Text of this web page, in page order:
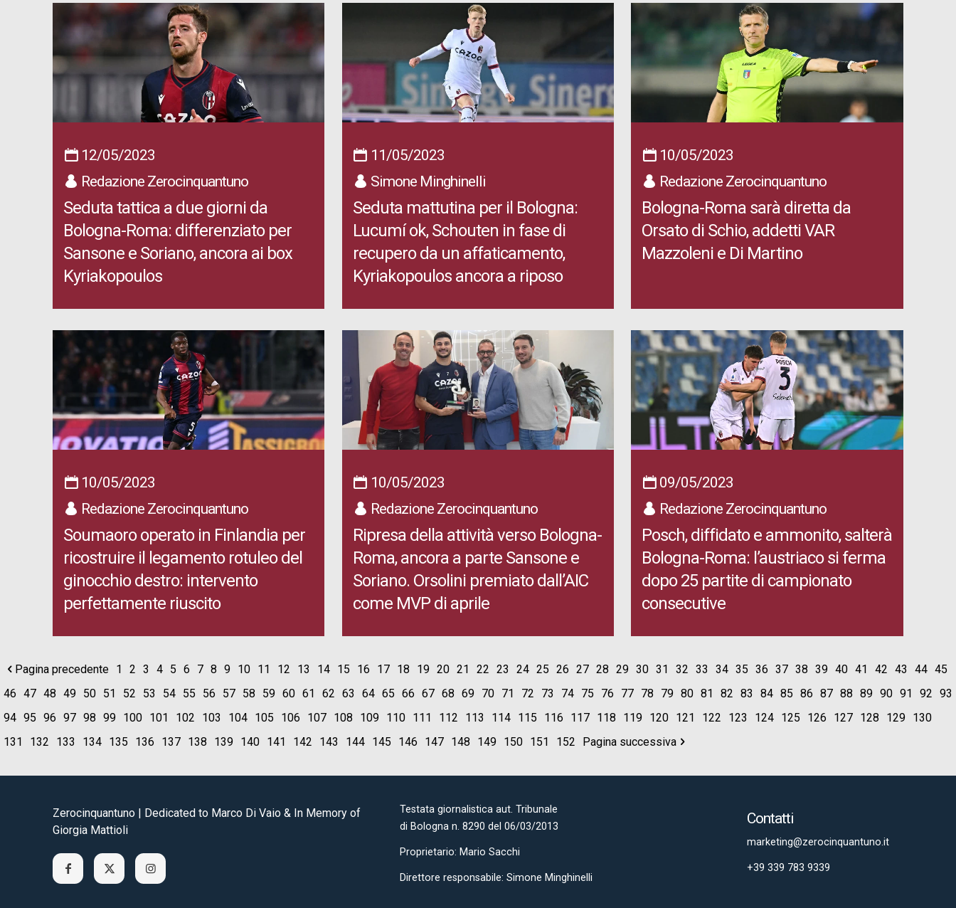
12/05/2023
Redazione Zerocinquantuno
Seduta tattica a due giorni da
Bologna-Roma: differenziato per
Sansone e Soriano, ancora ai box
Kyriakopoulos
11/05/2023
Simone Minghinelli
Seduta mattutina per il Bologna:
Lucumí ok, Schouten in fase di
recupero da un affaticamento,
Kyriakopoulos ancora a riposo
10/05/2023
Redazione Zerocinquantuno
Bologna-Roma sarà diretta da
Orsato di Schio, addetti VAR
Mazzoleni e Di Martino
10/05/2023
Redazione Zerocinquantuno
Soumaoro operato in Finlandia per
ricostruire il legamento rotuleo del
ginocchio destro: intervento
perfettamente riuscito
10/05/2023
Redazione Zerocinquantuno
Ripresa della attività verso Bologna-
Roma, ancora a parte Sansone e
Soriano. Orsolini premiato dall’AIC
come MVP di aprile
09/05/2023
Redazione Zerocinquantuno
Posch, diffidato e ammonito, salterà
Bologna-Roma: l’austriaco si ferma
dopo 25 partite di campionato
consecutive
Pagina precedente 1 2 3 4 5 6 7 8 9 10 11 12 13 14 15 16 17 18 19 20 21 22 23 24 25 26 27 28 29 30 31 32 33 34 35 36 37 38 39 40 41 42 43 44 45
46 47 48 49 50 51 52 53 54 55 56 57 58 59 60 61 62 63 64 65 66 67 68 69 70 71 72 73 74 75 76 77 78 79 80 81 82 83 84 85 86 87 88 89 90 91 92 93
94 95 96 97 98 99 100 101 102 103 104 105 106 107 108 109 110 111 112 113 114 115 116 117 118 119 120 121 122 123 124 125 126 127 128 129 130
131
132 133 134 135 136 137 138 139 140 141 142 143 144 145 146 147 148 149 150 151 152 Pagina successiva
Zerocinquantuno | Dedicated to Marco Di Vaio & In Memory of
Giorgia Mattioli
Testata giornalistica aut. Tribunale
di Bologna n. 8290 del 06/03/2013
Proprietario: Mario Sacchi
Direttore responsabile: Simone Minghinelli
Contatti
marketing@zerocinquantuno.it
+39 339 783 9339